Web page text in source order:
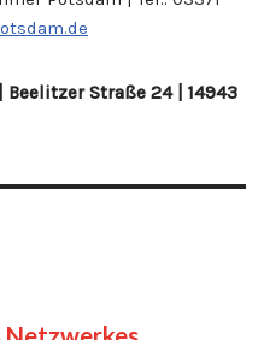
Beelitzer Straße 24 | 14943